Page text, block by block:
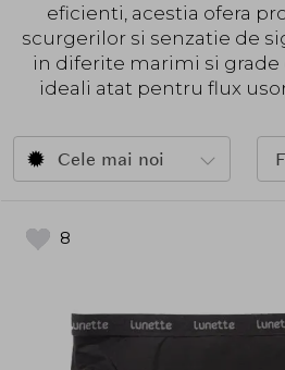
eficienti, acestia ofera
scurgerilor si senzatie de
in diferite marimi si grade
ideali atat pentru flux
Cele mai noi
8